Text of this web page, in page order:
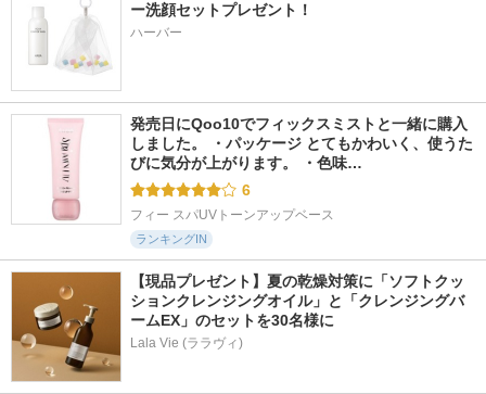
塗るつけまつげ 自
デジャヴュ ヘビーローテーション ケイト
ー洗顔セットプレゼント！
ハーバー
発売日にQoo10でフィックスミストと一緒に購入
しました。 ・パッケージ とてもかわいく、使うた
びに気分が上がります。 ・色味…
6
フィー スパUVトーンアップベース
ランキングIN
【現品プレゼント】夏の乾燥対策に「ソフトクッ
ションクレンジングオイル」と「クレンジングバ
ームEX」のセットを30名様に
Lala Vie (ララヴィ)